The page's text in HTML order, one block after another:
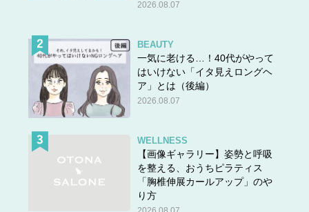
2026.08.07
BEAUTY
一気に老ける…！40代がやって
はいけない「イタ見えロングヘ
ア」とは（後編）
2026.08.07
WELLNESS
【画像ギャラリー】姿勢と呼吸
を整える、おうちピラティス
「胸椎伸展カールアップ」のや
り方